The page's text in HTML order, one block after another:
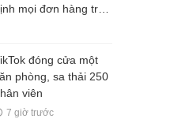
mọi đơn hàng trên
đóng cửa một
phòng, sa thải 250
viên
7 giờ trước